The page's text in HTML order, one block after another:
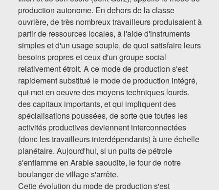
production autonome. En dehors de la classe
ouvrière, de très nombreux travailleurs produisaient à
partir de ressources locales, à l'aide d'instruments
simples et d'un usage souple, de quoi satisfaire leurs
besoins propres et ceux d'un groupe social
relativement étroit. A ce mode de production s'est
rapidement substitué le mode de production intégré,
qui met en oeuvre des moyens techniques lourds,
des capitaux importants, et qui impliquent des
spécialisations poussées, de sorte que toutes les
activités productives deviennent interconnectées
(donc les travailleurs interdépendants) à une échelle
planétaire. Aujourd'hui, si un puits de pétrole
s'enflamme en Arabie saoudite, le four de notre
boulanger de village s'arrête.
Cette évolution du mode de production s'est